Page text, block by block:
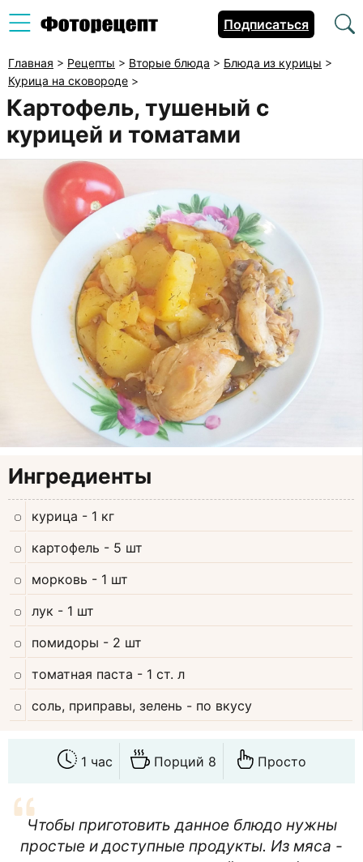
Подписаться
Главная > Рецепты > Вторые блюда > Блюда из курицы >
Курица на сковороде >
Картофель, тушеный с
курицей и томатами
Ингредиенты
курица - 1 кг
картофель - 5 шт
морковь - 1 шт
лук - 1 шт
помидоры - 2 шт
томатная паста - 1 ст. л
соль, приправы, зелень - по вкусу
1 час Порций 8 Просто
Чтобы приготовить данное блюдо нужны
простые и доступные продукты. Из мяса -